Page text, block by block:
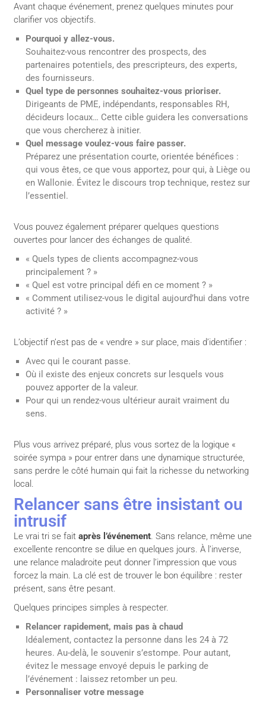
Avant chaque événement, prenez quelques minutes pour
clarifier vos objectifs.
Pourquoi y allez-vous.
Souhaitez-vous rencontrer des prospects, des
partenaires potentiels, des prescripteurs, des experts,
des fournisseurs.
Quel type de personnes souhaitez-vous prioriser.
Dirigeants de PME, indépendants, responsables RH,
décideurs locaux… Cette cible guidera les conversations
que vous chercherez à initier.
Quel message voulez-vous faire passer.
Préparez une présentation courte, orientée bénéfices :
qui vous êtes, ce que vous apportez, pour qui, à Liège ou
en Wallonie. Évitez le discours trop technique, restez sur
l’essentiel.
Vous pouvez également préparer quelques questions
ouvertes pour lancer des échanges de qualité.
« Quels types de clients accompagnez-vous
principalement ? »
« Quel est votre principal défi en ce moment ? »
« Comment utilisez-vous le digital aujourd’hui dans votre
activité ? »
L’objectif n’est pas de « vendre » sur place, mais d’identifier :
Avec qui le courant passe.
Où il existe des enjeux concrets sur lesquels vous
pouvez apporter de la valeur.
Pour qui un rendez-vous ultérieur aurait vraiment du
sens.
Plus vous arrivez préparé, plus vous sortez de la logique «
soirée sympa » pour entrer dans une dynamique structurée,
sans perdre le côté humain qui fait la richesse du networking
local.
Relancer sans être insistant ou
intrusif
Le vrai tri se fait après l’événement. Sans relance, même une
excellente rencontre se dilue en quelques jours. À l’inverse,
une relance maladroite peut donner l’impression que vous
forcez la main. La clé est de trouver le bon équilibre : rester
présent, sans être pesant.
Quelques principes simples à respecter.
Relancer rapidement, mais pas à chaud
Idéalement, contactez la personne dans les 24 à 72
heures. Au-delà, le souvenir s’estompe. Pour autant,
évitez le message envoyé depuis le parking de
l’événement : laissez retomber un peu.
Personnaliser votre message